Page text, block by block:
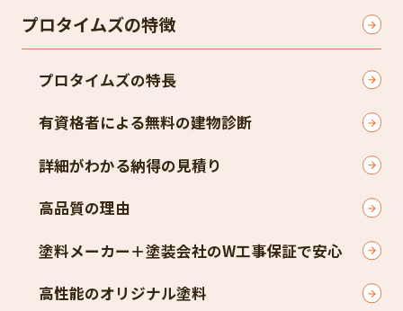
プロタイムズの特徴
プロタイムズの特長
有資格者による無料の建物診断
詳細がわかる納得の見積り
高品質の理由
塗料メーカー＋塗装会社のW工事保証で安心
高性能のオリジナル塗料